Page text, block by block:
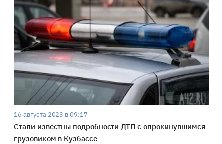
16 августа 2023 в 09:17
Стали известны подробности ДТП с опрокинувшимся
грузовиком в Кузбассе